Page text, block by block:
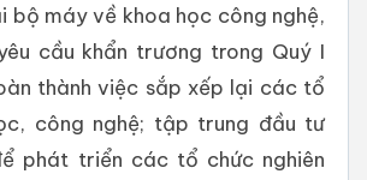
bộ máy về khoa học công nghệ,
cầu khẩn trương trong Quý I
thành việc sắp xếp lại các tổ
công nghệ; tập trung đầu tư
phát triển các tổ chức nghiên